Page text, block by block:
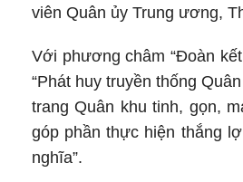
viên Quân ủy Trung ương,
Với phương châm “Đoàn
“Phát huy truyền thống
trang Quân khu tinh, gọn,
góp phần thực hiện thắng
nghĩa”.